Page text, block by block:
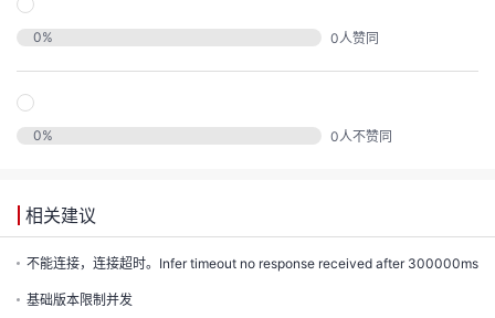
动
关
的
开
者
学
我
的
我
支
持
0% 0人赞同
0% 0人不赞同
相关建议
不能连接，连接超时。Infer timeout no response received after 300000ms
基础版本限制并发